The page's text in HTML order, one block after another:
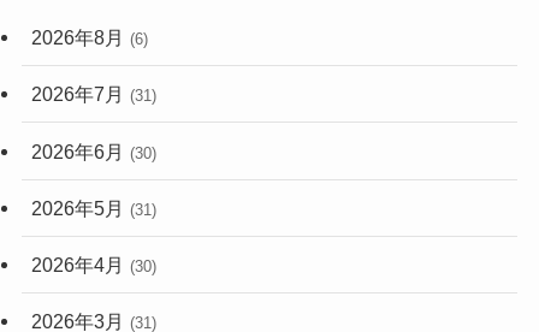
(248)
2026年8月 (6)
2026年7月 (31)
2026年6月 (30)
2026年5月 (31)
2026年4月 (30)
2026年3月 (31)